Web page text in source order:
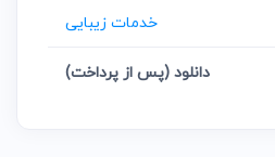
خدمات زیبایی
دانلود (پس از پرداخت)